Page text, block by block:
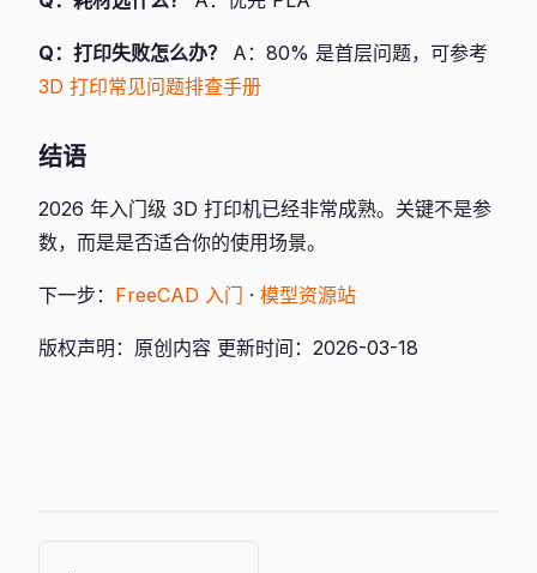
Q：打印失败怎么办？
A：80% 是首层问题，可参考
3D 打印常见问题排查手册
结语
2026 年入门级 3D 打印机已经非常成熟。关键不是参
数，而是是否适合你的使用场景。
下一步： FreeCAD 入门 · 模型资源站
版权声明：原创内容 更新时间：2026-03-18